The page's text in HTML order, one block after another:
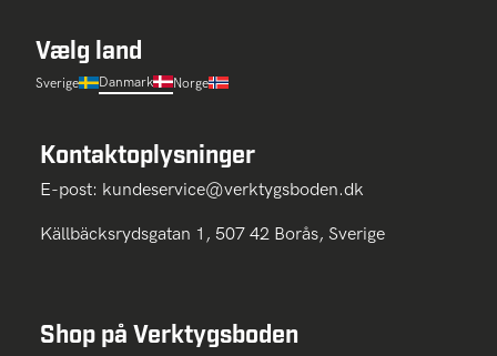
Vælg land
Sverige Danmark Norge
Kontaktoplysninger
E-post: kundeservice@verktygsboden.dk
Källbäcksrydsgatan 1, 507 42 Borås, Sverige
Shop på Verktygsboden